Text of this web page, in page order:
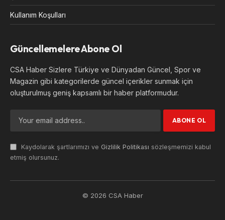
Kullanım Koşulları
Güncellemelere Abone Ol
CSA Haber Sizlere Türkiye ve Dünyadan Güncel, Spor ve
Magazin gibi kategorilerde güncel içerikler sunmak için
oluşturulmuş geniş kapsamlı bir haber platformudur.
Kaydolarak şartlarımızı ve Gizlilik Politikası sözleşmemizi kabul
etmiş olursunuz.
© 2026 CSA Haber